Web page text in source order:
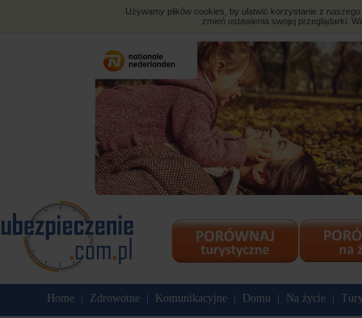
Używamy plików cookies, by ułatwić korzystanie z
zmień ustawienia swojej przeglądarki.
Home Zdrowotne Komunikacyjne Domu Na życie